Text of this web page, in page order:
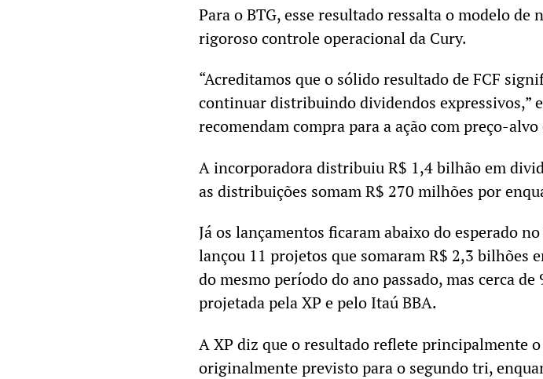
Para o BTG, esse resultado ressalta o modelo de
rigoroso controle operacional da Cury.
“Acreditamos que o sólido resultado de FCF
continuar distribuindo dividendos expressivos,”
recomendam compra para a ação com preço-alvo
A incorporadora distribuiu R$ 1,4 bilhão em
as distribuições somam R$ 270 milhões por
Já os lançamentos ficaram abaixo do esperado
lançou 11 projetos que somaram R$ 2,3 bilhões
do mesmo período do ano passado, mas cerca de
projetada pela XP e pelo Itaú BBA.
A XP diz que o resultado reflete principalmente
originalmente previsto para o segundo tri,